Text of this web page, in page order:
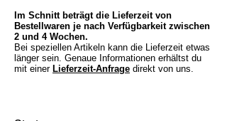
Im Schnitt beträgt die Lieferzeit von
Bestellwaren je nach Verfügbarkeit zwischen
2 und 4 Wochen.
Bei speziellen Artikeln kann die Lieferzeit etwas
länger sein. Genaue Informationen erhältst du
mit einer Lieferzeit-Anfrage direkt von uns.